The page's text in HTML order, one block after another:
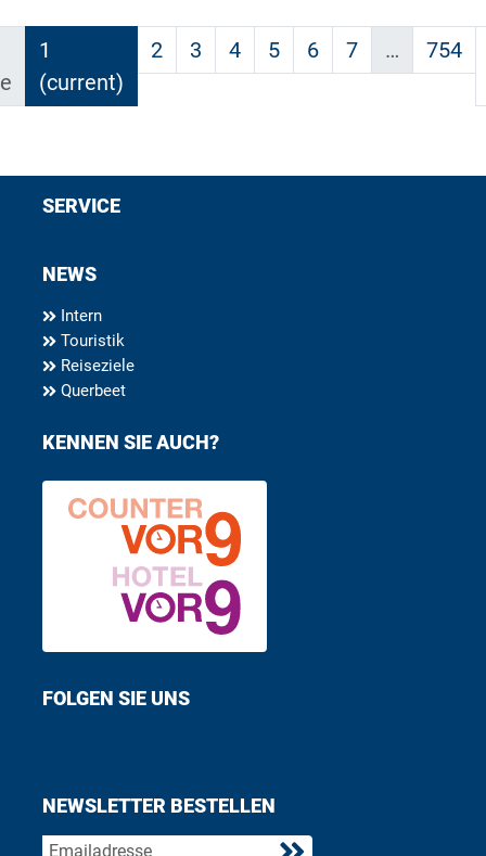
1
(current)
2 3 4 5 6 7 … 754
SERVICE
NEWS
Intern
Touristik
Reiseziele
Querbeet
KENNEN SIE AUCH?
FOLGEN SIE UNS
NEWSLETTER BESTELLEN